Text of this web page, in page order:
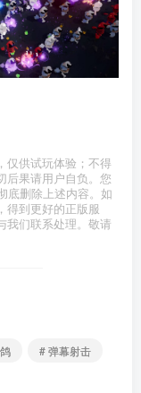
仅供试玩体验；不得
后果请用户自负。您
底删除上述内容。如
得到更好的正版服
我们联系处理。敬请
# 弹幕射击